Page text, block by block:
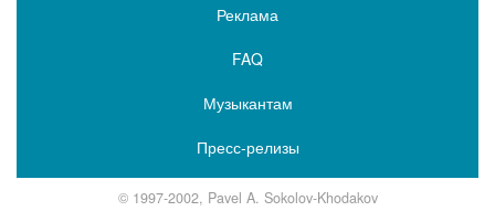
Реклама
FAQ
Музыкантам
Пресс-релизы
© 1997-2002, Pavel A. Sokolov-Khodakov